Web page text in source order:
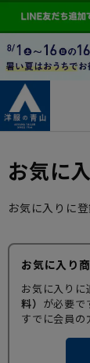
お気に
お気に入りに
お気に入り
お気に入りに
料） が必要で
すでに会員の